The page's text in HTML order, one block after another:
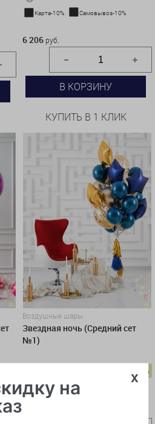
Карта-10% Самовывоз-10%
6 206 руб.
В КОРЗИНУ
КУПИТЬ В 1 КЛИК
Воздушные шары
Звездная ночь (Средний сет
№1)
-3%
Карта-10%
7 085 руб.
x
на